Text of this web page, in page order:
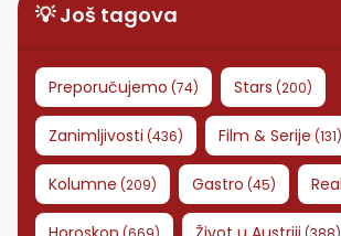
💡 Još tagova
Preporučujemo (74) Stars (200)
Zanimljivosti (436) Film & Serije (131)
Kolumne (209) Gastro (45)